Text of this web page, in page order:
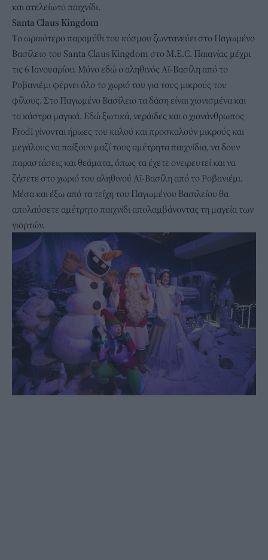
και ατελείωτο παιχνίδι.
Santa Claus Kingdom
Tο ωραιότερο παραμύθι του κόσμου ζωντανεύει στο Παγωμένο
Βασίλειο του Santa Claus Kingdom στο Μ.Ε.C. Παιανίας μέχρι
τις 6 Ιανουαρίου. Μόνο εδώ ο αληθινός Αϊ-Βασίλη από το
Ροβανιέμι φέρνει όλο το χωριό του για τους μικρούς του
φίλους. Στο Παγωμένο Βασίλειο τα δάση είναι χιονισμένα και
τα κάστρα μαγικά. Εδώ ξωτικά, νεράιδες και ο χιονάνθρωπος
Frodi γίνονται ήρωες του καλού και προσκαλούν μικρούς και
μεγάλους να παίξουν μαζί τους αμέτρητα παιχνίδια, να δουν
παραστάσεις και θεάματα, όπως τα έχετε ονειρευτεί και να
ζήσετε στο χωριό του αληθινού Αϊ-Βασίλη από το Ροβανιέμι.
Μέσα και έξω από τα τείχη του Παγωμένου Βασιλείου θα
απολαύσετε αμέτρητο παιχνίδι απολαμβάνοντας τη μαγεία των
γιορτών.